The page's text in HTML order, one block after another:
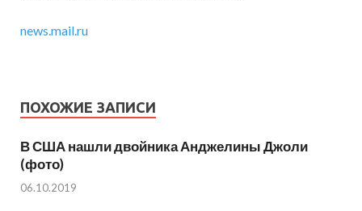
news.mail.ru
ПОХОЖИЕ ЗАПИСИ
В США нашли двойника Анджелины Джоли
(фото)
06.10.2019